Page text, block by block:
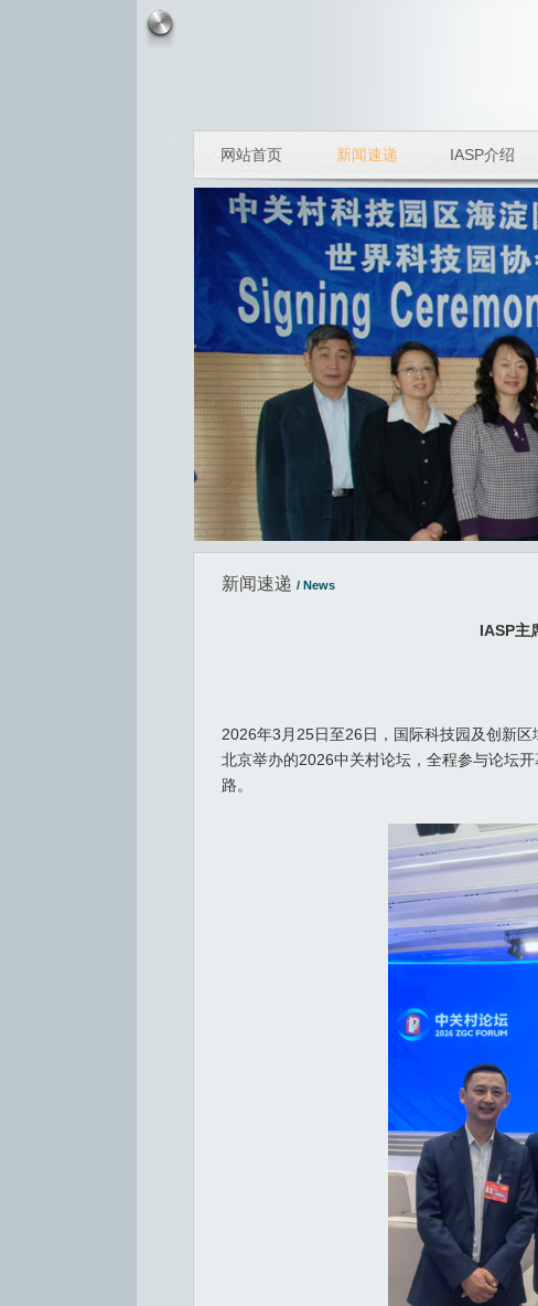
网站首页 新闻速递 IASP介绍
新闻速递 / News
IASP主
2026年3月25日至26日，国际科技园及创新
北京举办的2026中关村论坛，全程参与论坛
路。